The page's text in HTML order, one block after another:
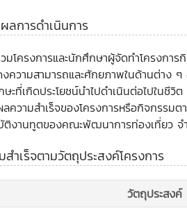
การดำเนินการ
มโครงการและนักศึกษาผู้จัดทำโครงกา
ความสามารถและศักยภาพในด้านต่าง
ะที่เกิดประโยชน์นำไปดำเนินต่อไปในชีวิต
ลความสำเร็จของโครงการหรือกิจกรรมต
งานทูตของคณะพัฒนาการท่องเที่ยว จ
ำเร็จตามวัตถุประสงค์โครงการ
วัตถุประสงค์